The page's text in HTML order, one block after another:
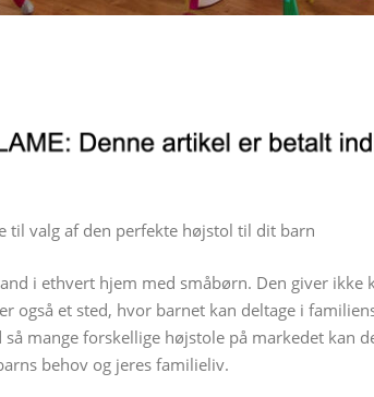
til valg af den perfekte højstol til dit barn
i ethvert hjem med småbørn. Den giver ikke
også et sted, hvor barnet kan deltage i
mange forskellige højstole på markedet kan
behov og jeres familieliv.